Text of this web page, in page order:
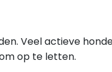
Veel actieve
op te letten.